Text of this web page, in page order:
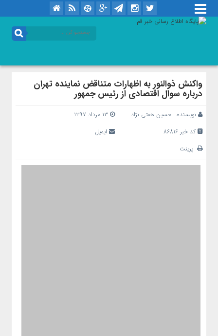
واکنش ذوالنور به اظهارات متناقض نماینده تهران
درباره سوال اقتصادی از رئیس جمهور
نویسنده : حسین همتی نژاد
کد خبر 86816
ایمیل
پرینت